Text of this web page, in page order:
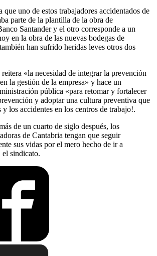
que uno de estos trabajadores accidentados de
parte de la plantilla de la obra de
Santander y el otro corresponde a un
en la obra de las nuevas bodegas de
han sufrido heridas leves otros dos
«la necesidad de integrar la prevención
la gestión de la empresa» y hace un
pública «para retomar y fortalecer
y adoptar una cultura preventiva que
y los accidentes en los centros de trabajo!.
de un cuarto de siglo después, los
de Cantabria tengan que seguir
sus vidas por el mero hecho de ir a
el sindicato.